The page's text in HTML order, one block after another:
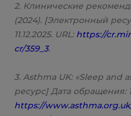
2. Клинические
(2024). [Электронный
11.12.2025. URL: https://
cr/359_3.
3. Asthma UK: «Sleep and
ресурс] Дата обращения:
https://